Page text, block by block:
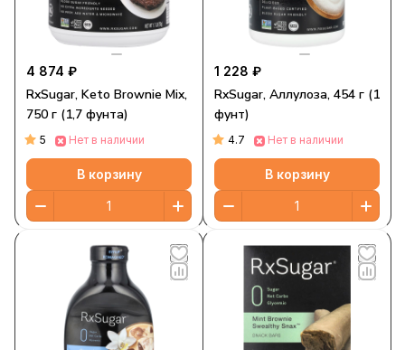
4 874 ₽
RxSugar, Keto Brownie Mix,
750 г (1,7 фунта)
5 Нет в наличии
В корзину
1 228 ₽
RxSugar, Аллулоза, 454 г (1
фунт)
4.7 Нет в наличии
В корзину